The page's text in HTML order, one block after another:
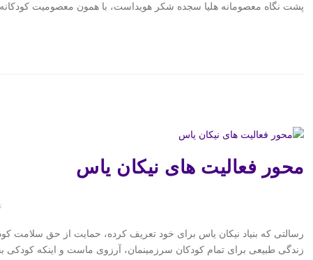
پشت نگاه معصومانه هلیا سجده شکر هویداست، با همون معصومیت
محور فعالیت های نیکان یاس
رسالتی که بنیاد نیکان یاس برای خود تعریف کرده، حمایت از حق سلامت
زندگی طبیعی برای تمام کودکان سرزمینمان، آرزوی ماست و اینکه کودکی